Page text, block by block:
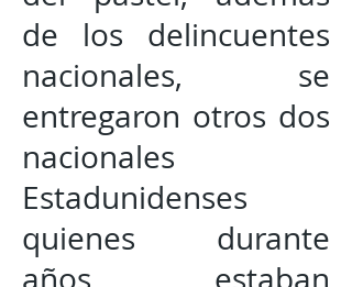
de los delincuentes
nacionales, se
entregaron otros dos
nacionales
Estadunidenses
quienes durante
años estaban